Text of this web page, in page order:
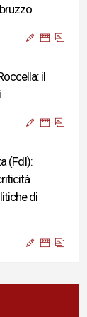
il
(FdI):
di
Roccella e